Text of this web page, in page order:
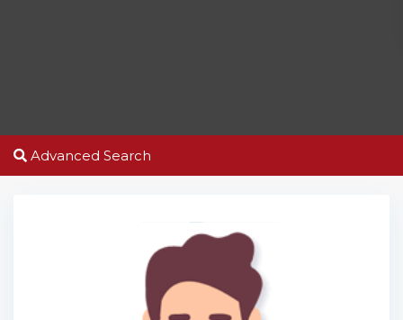
Advanced Search